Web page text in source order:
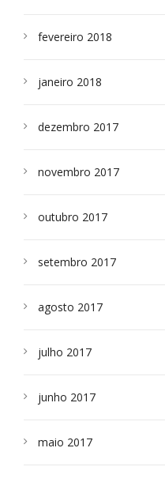
fevereiro 2018
janeiro 2018
dezembro 2017
novembro 2017
outubro 2017
setembro 2017
agosto 2017
julho 2017
junho 2017
maio 2017